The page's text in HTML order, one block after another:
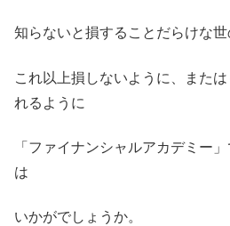
知らないと損することだらけな
これ以上損しないように、また
れるように
「ファイナンシャルアカデミー
は
いかがでしょうか。